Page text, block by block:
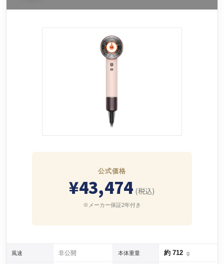
公式価格
¥43,474 (税込)
※メーカー保証2年付き
風速 非公開 本体重量 約 712 g